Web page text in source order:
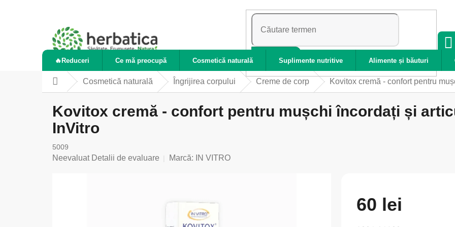
CĂUTARE
🔥Reduceri Ce mă preocupă Cosmetică naturală Suplimente nutritive Alimente și băuturi
AcasăCosmetică naturală Îngrijirea corpului Creme de corp Kovitox cremă - confort pentru
Kovitox cremă - confort pentru mușchi încordați și
InVitro
5009
Evaluarea
Neevaluat Detalii de evaluare Marcă: IN VITRO
60 lei